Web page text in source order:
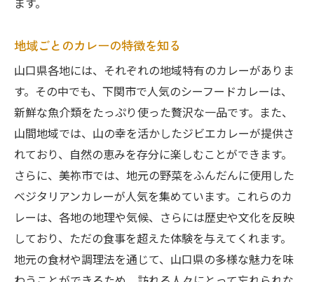
ます。
地域ごとのカレーの特徴を知る
山口県各地には、それぞれの地域特有のカレーがありま
す。その中でも、下関市で人気のシーフードカレーは、
新鮮な魚介類をたっぷり使った贅沢な一品です。また、
山間地域では、山の幸を活かしたジビエカレーが提供さ
れており、自然の恵みを存分に楽しむことができます。
さらに、美祢市では、地元の野菜をふんだんに使用した
ベジタリアンカレーが人気を集めています。これらのカ
レーは、各地の地理や気候、さらには歴史や文化を反映
しており、ただの食事を超えた体験を与えてくれます。
地元の食材や調理法を通じて、山口県の多様な魅力を味